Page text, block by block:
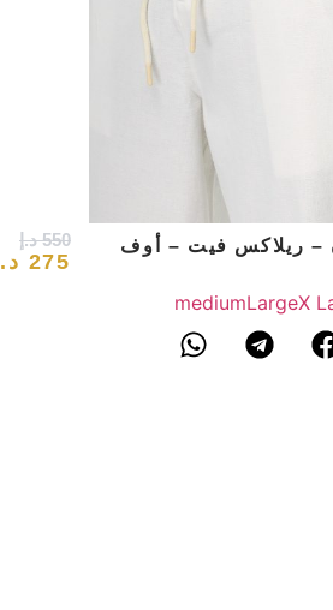
– ريلاكس فيت – أوف
550 د.إ
275 د.إ
mediumLargeX